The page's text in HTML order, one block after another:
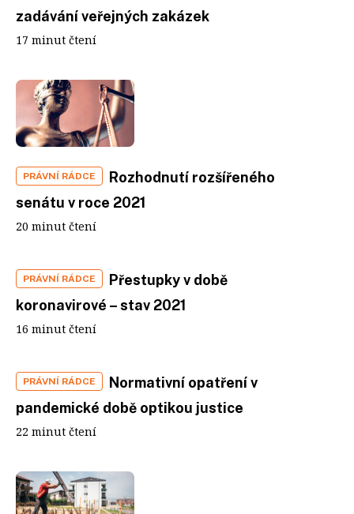
zadávání veřejných zakázek
17 minut čtení
PRÁVNÍ RÁDCE
Rozhodnutí rozšířeného
senátu v roce 2021
20 minut čtení
PRÁVNÍ RÁDCE
Přestupky v době
koronavirové – stav 2021
16 minut čtení
PRÁVNÍ RÁDCE
Normativní opatření v
pandemické době optikou justice
22 minut čtení